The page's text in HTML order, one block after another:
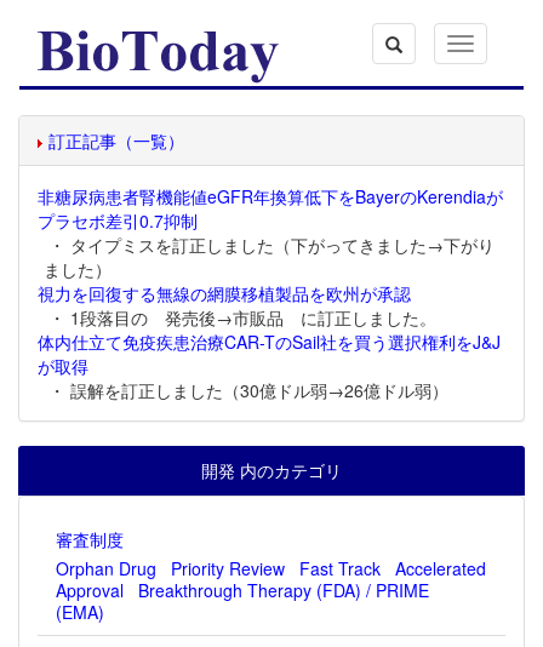
Toggle
navigation
訂正記事（一覧）
非糖尿病患者腎機能値eGFR年換算低下をBayerのKerendiaが
プラセボ差引0.7抑制
・ タイプミスを訂正しました（下がってきました→下がり
ました）
視力を回復する無線の網膜移植製品を欧州が承認
・ 1段落目の 発売後→市販品 に訂正しました。
体内仕立て免疫疾患治療CAR-TのSail社を買う選択権利をJ&J
が取得
・ 誤解を訂正しました（30億ドル弱→26億ドル弱）
開発 内のカテゴリ
審査制度
Orphan Drug
Priority Review Fast Track Accelerated
Approval
Breakthrough Therapy (FDA) / PRIME
(EMA)